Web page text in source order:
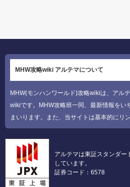
MHW攻略wiki アルテマについて
MHW(モンハンワールド)攻略wikiは、アル
wikiです。MHW攻略班一同、最新情報をい
まいります。また、当サイトは基本的にリ
アルテマは東証スタンダー
しています。
証券コード：6578